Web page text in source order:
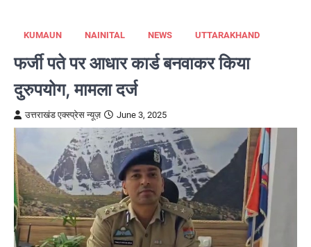
KUMAUN NAINITAL NEWS UTTARAKHAND
फर्जी पते पर आधार कार्ड बनवाकर किया
दुरुपयोग, मामला दर्ज
उत्तराखंड एक्स्प्रेस न्यूज़ June 3, 2025